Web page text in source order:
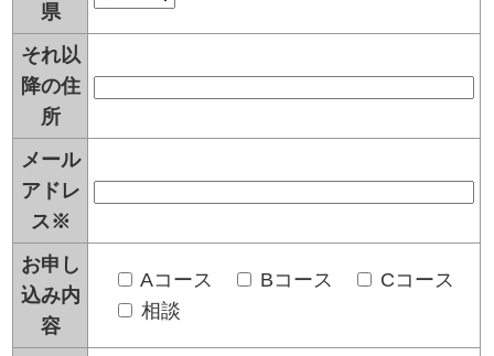
県
それ以
降の住
所
メール
アドレ
ス※
お申し
込み内
容
Aコース Bコース
Cコース
相談